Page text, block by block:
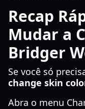
Recap
Mudar a
Bridger
Se você só
change skin
Abra o menu